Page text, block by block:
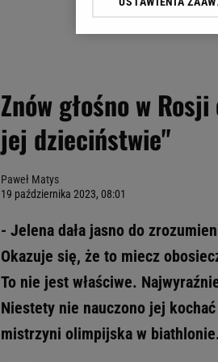
Znów głośno w
jej dzieciństwie"
Paweł Matys
19 października 2023, 08:01
- Jelena dała jasno do
Okazuje się, że to miecz
To nie jest właściwe.
Niestety nie nauczono jej
mistrzyni olimpijska w
Klikając „Akceptuję”
Zaufanych Partnerów i
My, nasi Zaufani
Użycie dokładnych
Przechowywanie